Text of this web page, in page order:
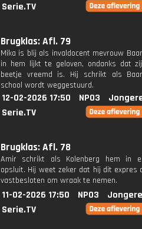
Serie.TV
Brugklas: Afl. 79
Mika is blij als invaldocent mevrouw
in hem lijkt te geloven, ondanks dat
beetje vreemd is. Hij schrikt als
school wordt weggestuurd.
12-02-2026 17:50 NPO3
Serie.TV
Brugklas: Afl. 78
Amir schrikt als Kolenberg hem in
opsluit. Hij weet zeker dat hij dit expres
vastbesloten om wraak te nemen.
11-02-2026 17:50 NPO3
Serie.TV